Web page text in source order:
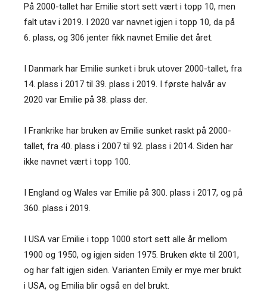
På 2000-tallet har Emilie stort sett vært i topp 10, men
falt utav i 2019. I 2020 var navnet igjen i topp 10, da på
6. plass, og 306 jenter fikk navnet Emilie det året.
I Danmark har Emilie sunket i bruk utover 2000-tallet, fra
14. plass i 2017 til 39. plass i 2019. I første halvår av
2020 var Emilie på 38. plass der.
I Frankrike har bruken av Emilie sunket raskt på 2000-
tallet, fra 40. plass i 2007 til 92. plass i 2014. Siden har
ikke navnet vært i topp 100.
I England og Wales var Emilie på 300. plass i 2017, og på
360. plass i 2019.
I USA var Emilie i topp 1000 stort sett alle år mellom
1900 og 1950, og igjen siden 1975. Bruken økte til 2001,
og har falt igjen siden. Varianten Emily er mye mer brukt
i USA, og Emilia blir også en del brukt.